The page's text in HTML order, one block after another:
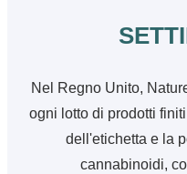
Nel Regno Unito,
ogni lotto di prodotti
dell'etichetta e la
cannabinoidi,